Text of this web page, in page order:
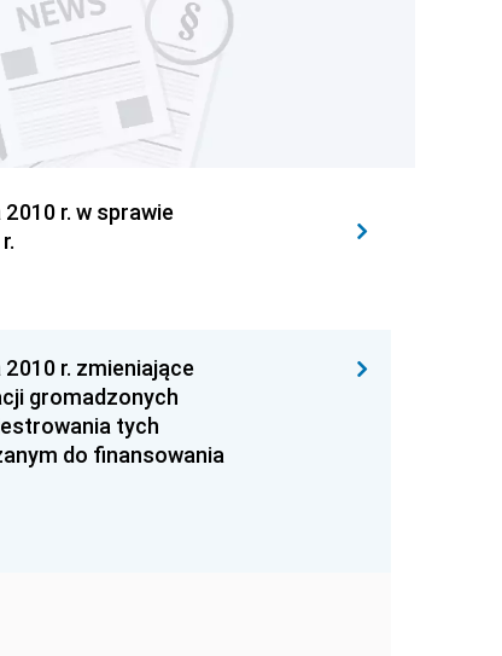
2010 r. w sprawie
2010 r. zmieniające
gromadzonych
tych
do finansowania